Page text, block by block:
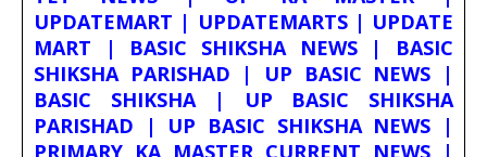
UPDATEMART | UPDATEMARTS | UPDATE
MART | BASIC SHIKSHA NEWS | BASIC
SHIKSHA PARISHAD | UP BASIC NEWS |
BASIC SHIKSHA | UP BASIC SHIKSHA
PARISHAD | UP BASIC SHIKSHA NEWS |
PRIMARY KA MASTER CURRENT NEWS |